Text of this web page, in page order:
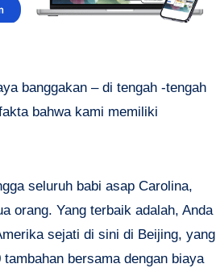
banggakan – di tengah -tengah
bahwa kami memiliki
seluruh babi asap Carolina,
orang. Yang terbaik adalah, Anda
sejati di sini di Beijing, yang
bersama dengan biaya